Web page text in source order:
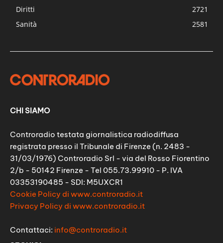
Diritti
2721
Sanità
2581
CHI SIAMO
Controradio testata giornalistica radiodiffusa
registrata presso il Tribunale di Firenze (n. 2483 -
31/03/1976) Controradio Srl - via del Rosso Fiorentino
2/b - 50142 Firenze - Tel 055.73.99910 - P. IVA
03353190485 - SDI: M5UXCR1
Cookie Policy di www.controradio.it
Privacy Policy di www.controradio.it
Contattaci: info@controradio.it